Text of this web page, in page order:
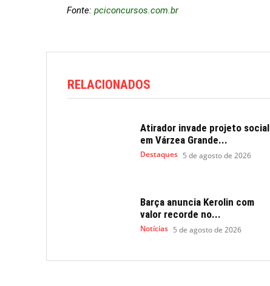
Fonte: pciconcursos.com.br
RELACIONADOS
Atirador invade projeto social
em Várzea Grande...
Destaques 5 de agosto de 2026
Barça anuncia Kerolin com
valor recorde no...
Notícias 5 de agosto de 2026